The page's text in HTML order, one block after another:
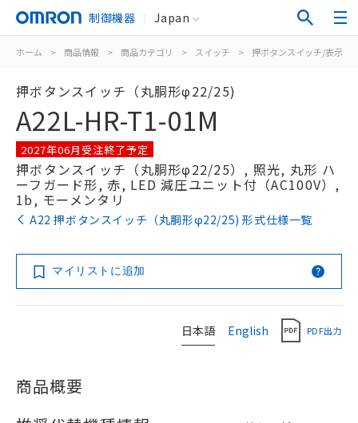
制御機器 Japan
ホーム > 商品情報 > 商品カテゴリ > スイッチ > 押ボタンスイッチ/表示灯
押ボタンスイッチ（丸胴形φ22/25)
A22L-HR-T1-01M
2027年06月受注終了予定
押ボタンスイッチ（丸胴形φ22/25）, 照光, 丸形 ハ
ーフガード形, 赤, LED 減圧ユニット付（AC100V）,
1b, モーメンタリ
A22 押ボタンスイッチ（丸胴形φ22/25) 形式仕様一覧
マイリストに追加
日本語 English PDF出力
商品概要